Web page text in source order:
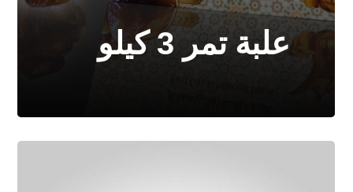
علبة تمر 3 كيلو